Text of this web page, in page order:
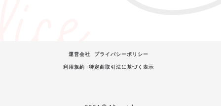
運営会社
プライバシーポリシー
利用規約
特定商取引法に基づく表示